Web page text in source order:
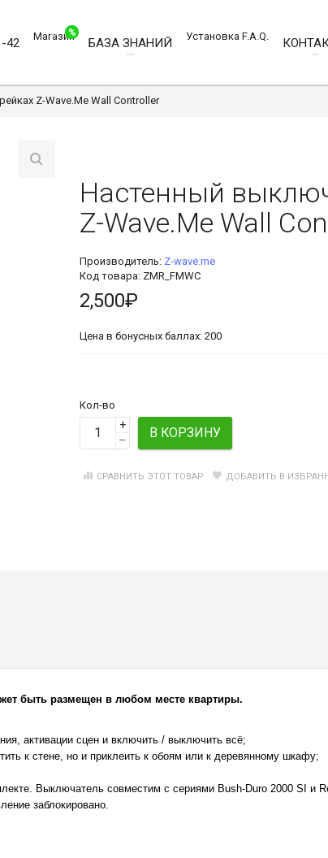
42 Магазин
%
БАЗА ЗНАНИЙ Установка F.A.Q.
Z-Wave.Me Wall Controller
Настенный
Z-Wave.Me Wall
Производитель: Z-wave.me
Код товара: ZMR_FMWC
2,500₽
Цена в бонусных баллах: 200
Кол-во
+
–
В КОРЗИНУ
СРАВНИТЬ ЭТОТ ТОВАР ДОБАВИТЬ В
быть размещен в любом месте квартиры.
активации сцен и включить / выключить всё;
к стене, но и приклеить к обоям или к деревянному шкафу;
Выключатель совместим с сериями Bush-Duro 2000 SI и
заблокировано.